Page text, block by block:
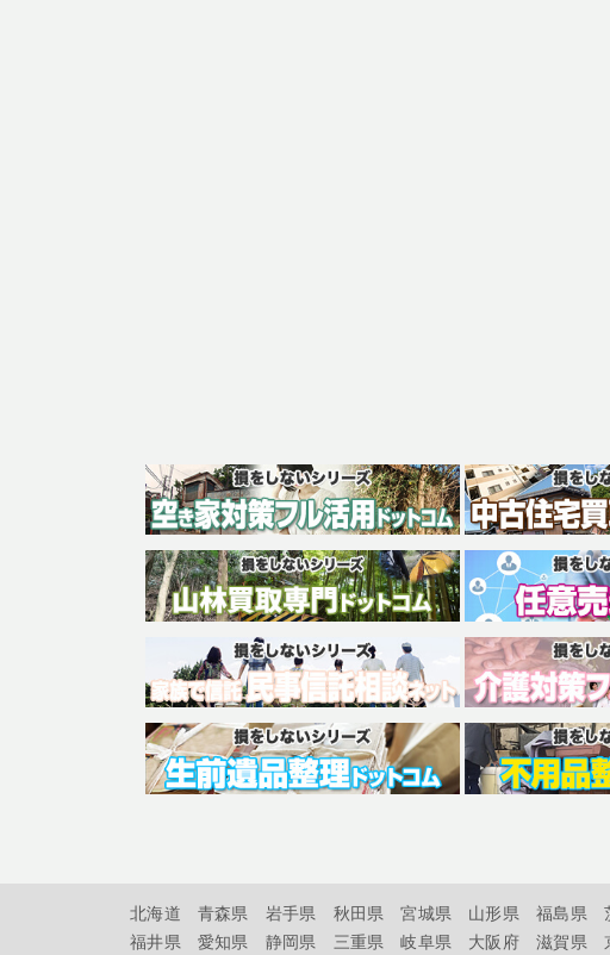
北海道 青森県 岩手県 秋田県 宮城県 山形県 福島県
福井県
愛知県 静岡県 三重県 岐阜県 大阪府 滋賀県